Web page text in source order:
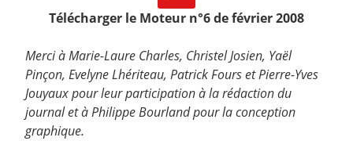
Télécharger le Moteur n°6 de février 2008
Merci à Marie-Laure Charles, Christel Josien, Yaël
Pinçon, Evelyne Lhériteau, Patrick Fours et Pierre-Yves
Jouyaux pour leur participation à la rédaction du
journal et à Philippe Bourland pour la conception
graphique.